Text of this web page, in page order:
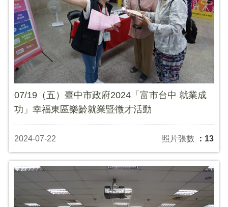
07/19（五）臺中市政府2024「富市台中 就業成
功」幸福東區樂齡就業暨徵才活動
2024-07-22 照片張數 ：13